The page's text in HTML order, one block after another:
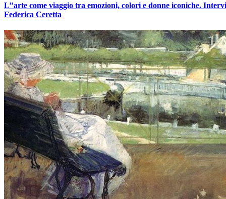
L’’arte come viaggio tra emozioni, colori e donne iconiche.
Federica Ceretta